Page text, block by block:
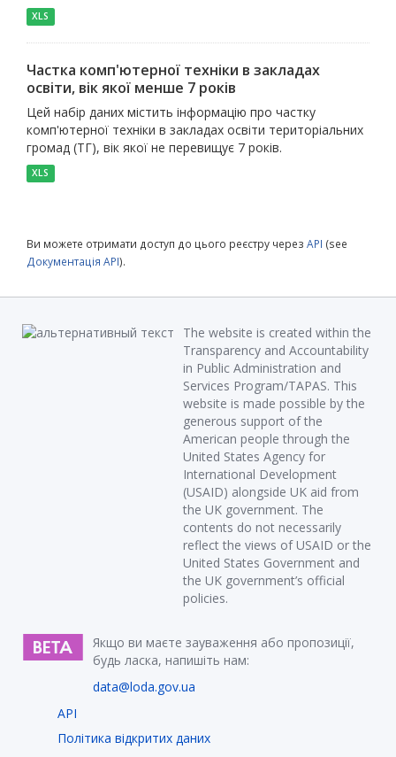
XLS
Частка комп'ютерної техніки в закладах
освіти, вік якої менше 7 років
Цей набір даних містить інформацію про частку
комп'ютерної техніки в закладах освіти територіальних
громад (ТГ), вік якої не перевищує 7 років.
XLS
Ви можете отримати доступ до цього реєстру через API (see
Документація API).
The website is created within the
Transparency and Accountability
in Public Administration and
Services Program/TAPAS. This
website is made possible by the
generous support of the
American people through the
United States Agency for
International Development
(USAID) alongside UK aid from
the UK government. The
contents do not necessarily
reflect the views of USAID or the
United States Government and
the UK government’s official
policies.
Якщо ви маєте зауваження або пропозиції,
будь ласка, напишіть нам:
data@loda.gov.ua
API
Політика відкритих даних